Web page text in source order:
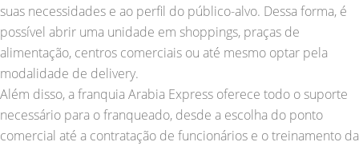
suas necessidades e ao perfil do público-alvo. Dessa forma, é
possível abrir uma unidade em shoppings, praças de
alimentação, centros comerciais ou até mesmo optar pela
modalidade de delivery.
Além disso, a franquia Arabia Express oferece todo o suporte
necessário para o franqueado, desde a escolha do ponto
comercial até a contratação de funcionários e o treinamento da